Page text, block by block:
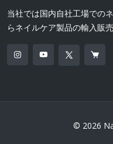
当社では国内自社工場での
らネイルケア製品の輸入販
© 2026